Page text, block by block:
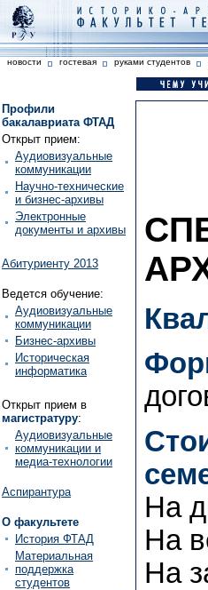
новости гостевая руками студентов
Профили
бакалавриата ФТАД
Открыт прием:
Аудиовизуальные
коммуникации
Научно-технические
и бизнес-архивы
Электронные
документы и архивы
Абитуриенту 2013
Ведется обучение:
Аудиовизуальные
коммуникации
Бизнес-архивы
Историческая
информатика
Открыт прием в
магистратуру:
Аудиовизуальные
коммуникации и
медиа-технологии
Аспирантура
О факультете
История ФТАД
Материальная
поддержка
студентов
На
На
На